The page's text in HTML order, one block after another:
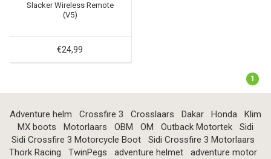
Slacker Wireless Remote
(V5)
€24,99
1
Adventure helm Crossfire 3 Crosslaars Dakar Honda
Klim
MX boots
Motorlaars OBM OM Outback Motortek
Sidi
Sidi Crossfire 3 Motorcycle Boot
Sidi Crossfire 3 Motorlaars
Thork Racing
TwinPegs adventure helmet
adventure motor